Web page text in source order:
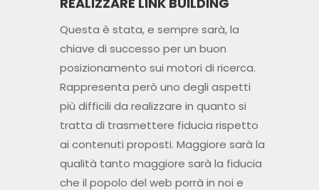
Questa è stata, e sempre sarà, la
chiave di successo per un buon
posizionamento sui motori di ricerca.
Rappresenta però uno degli aspetti
più difficili da realizzare in quanto si
tratta di trasmettere fiducia rispetto
ai contenuti proposti. Maggiore sarà la
qualità tanto maggiore sarà la fiducia
che il popolo del web porrà in noi e